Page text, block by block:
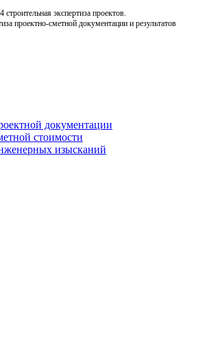
экспертиза проектов.
проектно-сметной документации и результатов
документации
стоимости
изысканий